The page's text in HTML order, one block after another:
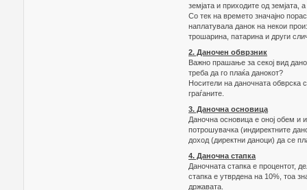
земјата и приходите од земјата,
Со тек на времето значајно
наплатувала данок на некои
трошарина, патарина и други
2. Даночен обврзник
Важно прашање за секој вид
треба да го плаќа данокот?
Носители на даночната обврска
граѓаните.
3. Даночна основица
Даночна основица е оној обем и
потрошувачка (индиректните
доход (директни даноци) да се
4. Даночна стапка
Даночната стапка е процентот,
стапка е утврдена на 10%, тоа
државата.